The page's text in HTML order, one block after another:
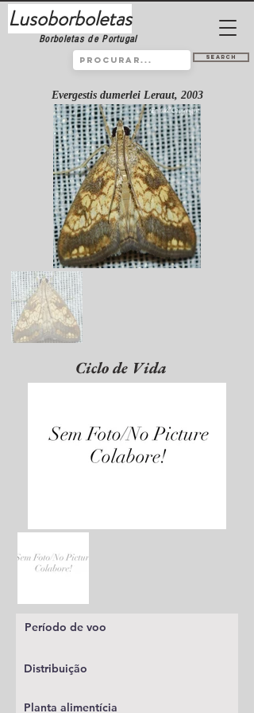
Lusoborboletas
Borboletas de Portugal
Search
Evergestis dumerlei Leraut, 2003
Ciclo de Vida
Período de voo
Distribuição
Planta alimentícia